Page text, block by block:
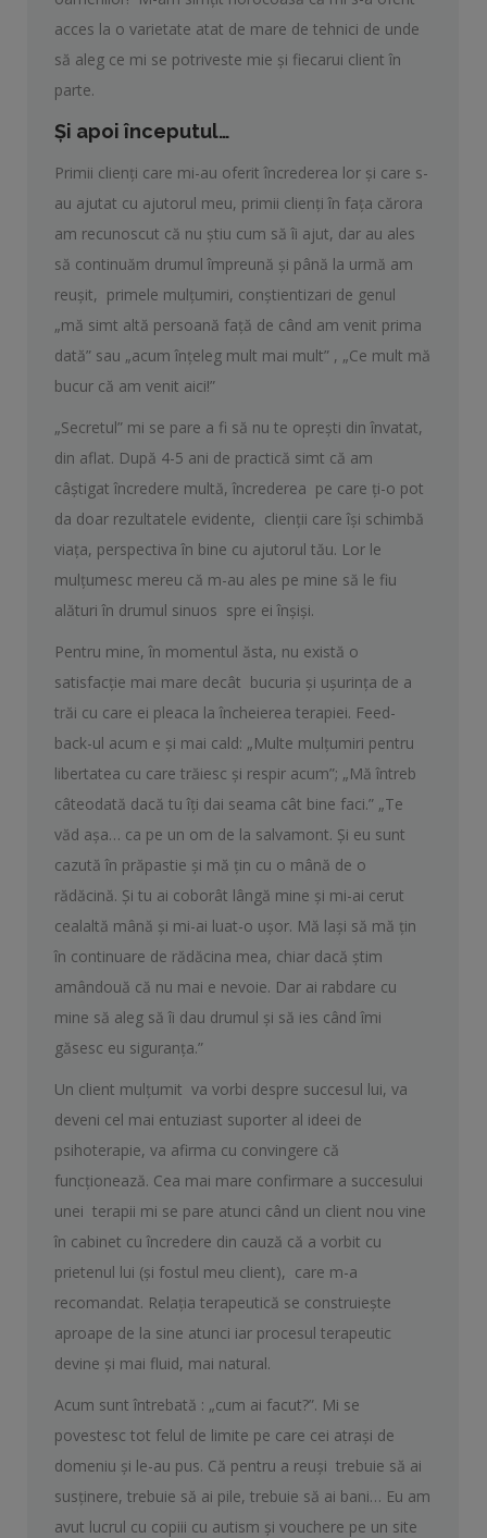
acces la o varietate atat de mare de tehnici de unde
să aleg ce mi se potriveste mie şi fiecarui client în
parte.
Şi apoi începutul…
Primii clienţi care mi-au oferit încrederea lor şi care s-
au ajutat cu ajutorul meu, primii clienţi în faţa cărora
am recunoscut că nu ştiu cum să îi ajut, dar au ales
să continuăm drumul împreună şi până la urmă am
reuşit, primele mulţumiri, conştientizari de genul
„mă simt altă persoană faţă de când am venit prima
dată” sau „acum înţeleg mult mai mult” , „Ce mult mă
bucur că am venit aici!”
„Secretul” mi se pare a fi să nu te opreşti din învatat,
din aflat. După 4-5 ani de practică simt că am
câştigat încredere multă, încrederea pe care ţi-o pot
da doar rezultatele evidente, clienții care îşi schimbă
viaţa, perspectiva în bine cu ajutorul tău. Lor le
mulţumesc mereu că m-au ales pe mine să le fiu
alături în drumul sinuos spre ei înşişi.
Pentru mine, în momentul ăsta, nu există o
satisfacţie mai mare decât bucuria şi uşurinţa de a
trăi cu care ei pleaca la încheierea terapiei. Feed-
back-ul acum e şi mai cald: „Multe mulţumiri pentru
libertatea cu care trăiesc şi respir acum”; „Mă întreb
câteodată dacă tu îţi dai seama cât bine faci.” „Te
văd aşa… ca pe un om de la salvamont. Şi eu sunt
cazută în prăpastie şi mă ţin cu o mână de o
rădăcină. Şi tu ai coborât lângă mine şi mi-ai cerut
cealaltă mână şi mi-ai luat-o uşor. Mă laşi să mă ţin
în continuare de rădăcina mea, chiar dacă ştim
amândouă că nu mai e nevoie. Dar ai rabdare cu
mine să aleg să îi dau drumul şi să ies când îmi
găsesc eu siguranţa.”
Un client mulţumit va vorbi despre succesul lui, va
deveni cel mai entuziast suporter al ideei de
psihoterapie, va afirma cu convingere că
funcţionează. Cea mai mare confirmare a succesului
unei terapii mi se pare atunci când un client nou vine
în cabinet cu încredere din cauză că a vorbit cu
prietenul lui (şi fostul meu client), care m-a
recomandat. Relaţia terapeutică se construieşte
aproape de la sine atunci iar procesul terapeutic
devine şi mai fluid, mai natural.
Acum sunt întrebată : „cum ai facut?”. Mi se
povestesc tot felul de limite pe care cei atraşi de
domeniu şi le-au pus. Că pentru a reuşi trebuie să ai
susţinere, trebuie să ai pile, trebuie să ai bani… Eu am
avut lucrul cu copiii cu autism şi vouchere pe un site